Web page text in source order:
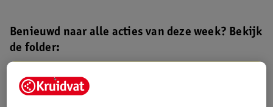
Benieuwd naar alle acties van deze week? Bekijk
de folder:
Kruidvat folder